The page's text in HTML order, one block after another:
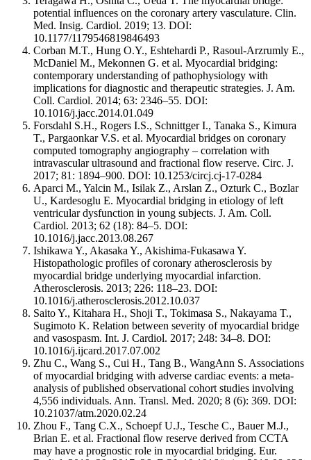
potential influences on the coronary artery vasculature. Clin.
Med. Insig. Cardiol. 2019; 13. DOI:
10.1177/1179546819846493
Corban M.T., Hung O.Y., Eshtehardi P., Rasoul-Arzrumly E.,
McDaniel M., Mekonnen G. et al. Myocardial bridging:
contemporary understanding of pathophysiology with
implications for diagnostic and therapeutic strategies. J. Am.
Coll. Cardiol. 2014; 63: 2346–55. DOI:
10.1016/j.jacc.2014.01.049
Forsdahl S.H., Rogers I.S., Schnittger I., Tanaka S., Kimura
T., Pargaonkar V.S. et al. Myocardial bridges on coronary
computed tomography angiography – correlation with
intravascular ultrasound and fractional flow reserve. Circ. J.
2017; 81: 1894–900. DOI: 10.1253/circj.cj-17-0284
Aparci M., Yalcin M., Isilak Z., Arslan Z., Ozturk C., Bozlar
U., Kardesoglu E. Myocardial bridging in etiology of left
ventricular dysfunction in young subjects. J. Am. Coll.
Cardiol. 2013; 62 (18): 84–5. DOI:
10.1016/j.jacc.2013.08.267
Ishikawa Y., Akasaka Y., Akishima-Fukasawa Y.
Histopathologic profiles of coronary atherosclerosis by
myocardial bridge underlying myocardial infarction.
Atherosclerosis. 2013; 226: 118–23. DOI:
10.1016/j.atherosclerosis.2012.10.037
Saito Y., Kitahara H., Shoji T., Tokimasa S., Nakayama T.,
Sugimoto K. Relation between severity of myocardial bridge
and vasospasm. Int. J. Cardiol. 2017; 248: 34–8. DOI:
10.1016/j.ijcard.2017.07.002
Zhu С., Wang S., Cui H., Tang B., WangAnn S. Associations
of myocardial bridging with adverse cardiac events: a meta-
analysis of published observational cohort studies involving
4,556 individuals. Ann. Transl. Med. 2020; 8 (6): 369. DOI:
10.21037/atm.2020.02.24
Zhou F., Tang C.X., Schoepf U.J., Tesche C., Bauer M.J.,
Brian E. et al. Fractional flow reserve derived from CCTA
may have a prognostic role in myocardial bridging. Eur.